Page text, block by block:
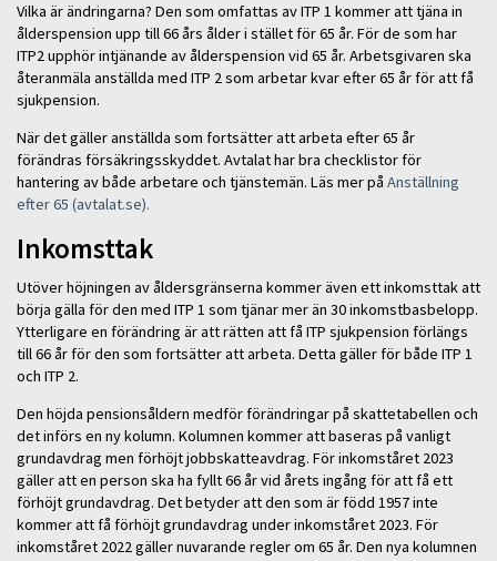
Vilka är ändringarna? Den som omfattas av ITP 1 kommer att tjäna in
ålderspension upp till 66 års ålder i stället för 65 år. För de som har
ITP2 upphör intjänande av ålderspension vid 65 år. Arbetsgivaren ska
återanmäla anställda med ITP 2 som arbetar kvar efter 65 år för att få
sjukpension.
När det gäller anställda som fortsätter att arbeta efter 65 år
förändras försäkringsskyddet. Avtalat har bra checklistor för
hantering av både arbetare och tjänstemän. Läs mer på Anställning
efter 65 (avtalat.se).
Inkomsttak
Utöver höjningen av åldersgränserna kommer även ett inkomsttak att
börja gälla för den med ITP 1 som tjänar mer än 30 inkomstbasbelopp.
Ytterligare en förändring är att rätten att få ITP sjukpension förlängs
till 66 år för den som fortsätter att arbeta. Detta gäller för både ITP 1
och ITP 2.
Den höjda pensionsåldern medför förändringar på skattetabellen och
det införs en ny kolumn. Kolumnen kommer att baseras på vanligt
grundavdrag men förhöjt jobbskatteavdrag. För inkomståret 2023
gäller att en person ska ha fyllt 66 år vid årets ingång för att få ett
förhöjt grundavdrag. Det betyder att den som är född 1957 inte
kommer att få förhöjt grundavdrag under inkomståret 2023. För
inkomståret 2022 gäller nuvarande regler om 65 år. Den nya kolumnen